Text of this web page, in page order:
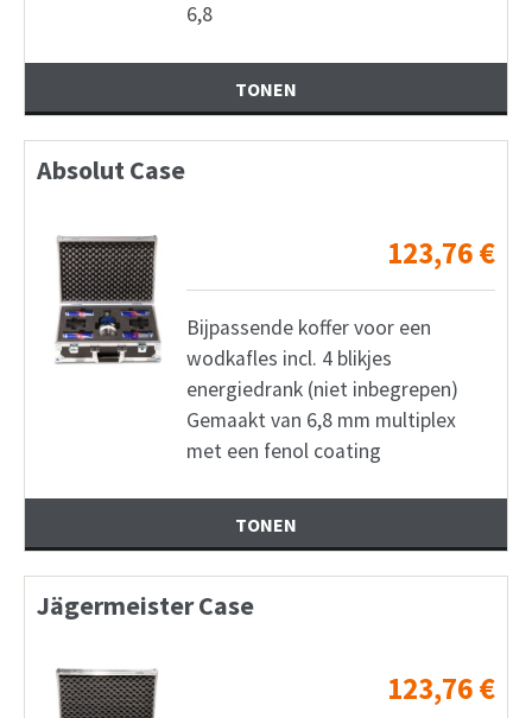
6,8
TONEN
Absolut Case
123,76€
Bijpassende koffer voor een
wodkafles incl. 4 blikjes
energiedrank (niet inbegrepen)
Gemaakt van 6,8 mm multiplex
met een fenol coating
TONEN
Jägermeister Case
123,76€